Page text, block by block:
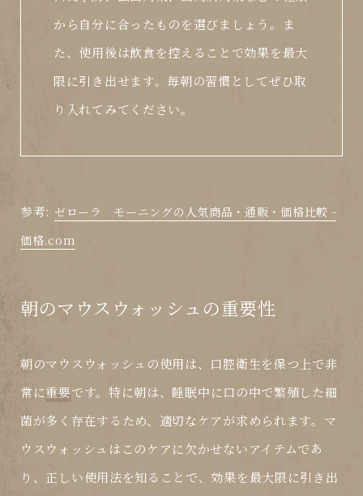
から自分に合ったものを選びましょう。ま
た、使用後は飲食を控えることで効果を最大
限に引き出せます。毎朝の習慣としてぜひ取
り入れてみてください。
参考: ゼローラ モーニングの人気商品・通販・価格比較 -
価格.com
朝のマウスウォッシュの重要性
朝のマウスウォッシュの使用は、口腔衛生を保つ上で非
常に重要です。特に朝は、睡眠中に口の中で繁殖した細
菌が多く存在するため、適切なケアが求められます。マ
ウスウォッシュはこのケアに欠かせないアイテムであ
り、正しい使用法を知ることで、効果を最大限に引き出